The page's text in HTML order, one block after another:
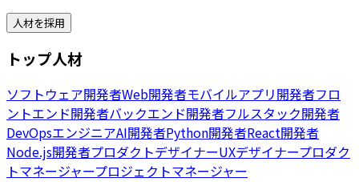
人材を採用
トップ人材
ソフトウェア開発者Web開発者モバイルアプリ開発者フロ
ントエンド開発者バックエンド開発者フルスタック開発者
DevOpsエンジニアAI開発者Python開発者React開発者
Node.js開発者プロダクトデザイナーUXデザイナープロダク
トマネージャープロジェクトマネージャー